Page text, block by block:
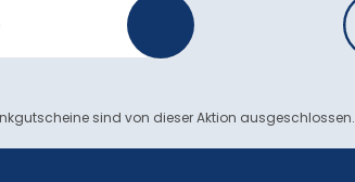
sind von dieser Aktion ausgeschlossen.